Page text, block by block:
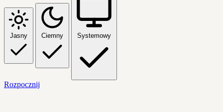
Jasny Ciemny Systemowy
Rozpocznij